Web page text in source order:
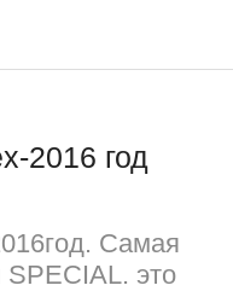
2016 год
Самая
это